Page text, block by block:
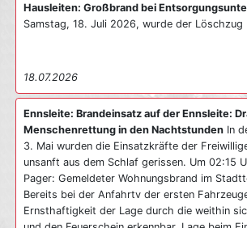
Hausleiten: Großbrand bei
Samstag, 18. Juli 2026, wurde der Löschzug
18.07.2026
Ennsleite: Brandeinsatz auf der Ennsleite:
Menschenrettung in den Nachtstunden In
3. Mai wurden die Einsatzkräfte der
unsanft aus dem Schlaf gerissen. Um 02:15
Pager: Gemeldeter Wohnungsbrand im
Bereits bei der Anfahrtv der ersten
Ernsthaftigkeit der Lage durch die weithin